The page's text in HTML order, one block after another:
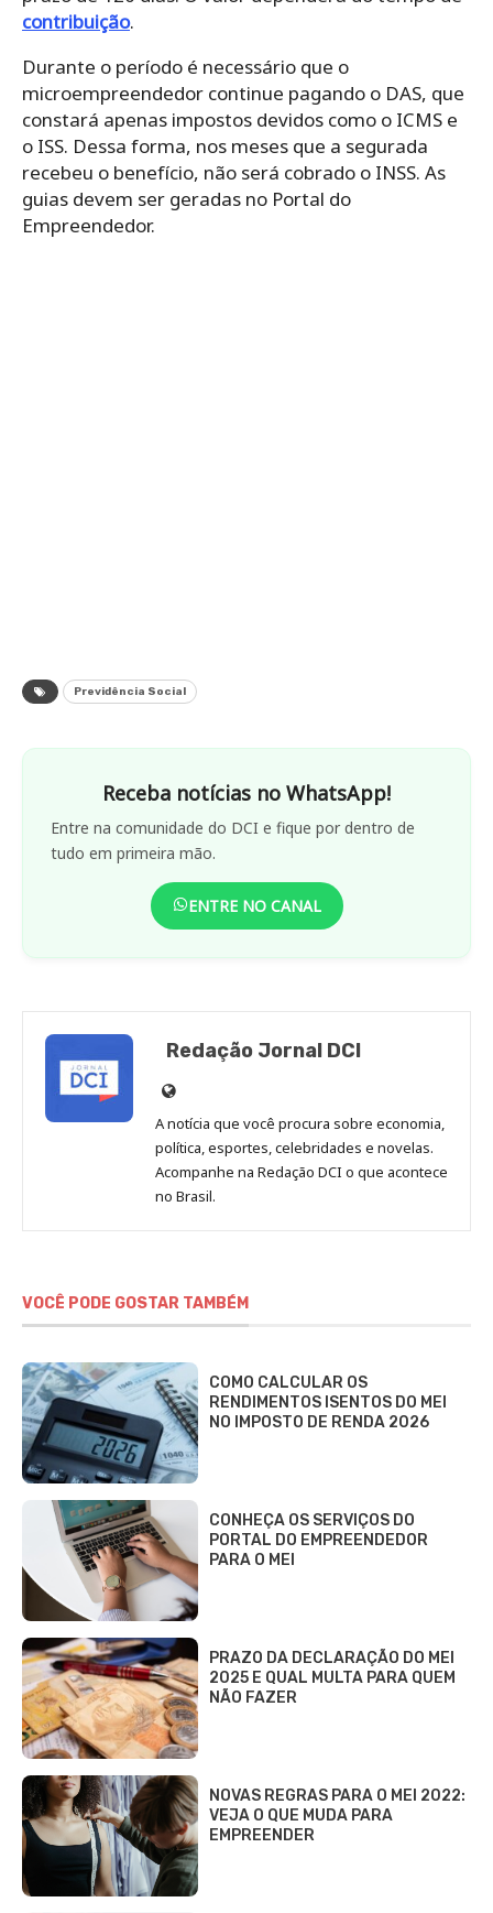
contribuição.
Durante o período é necessário que o
microempreendedor continue pagando o DAS, que
constará apenas impostos devidos como o ICMS e
o ISS. Dessa forma, nos meses que a segurada
recebeu o benefício, não será cobrado o INSS. As
guias devem ser geradas no Portal do
Empreendedor.
Previdência Social
Receba notícias no WhatsApp!
Entre na comunidade do DCI e fique por dentro de
tudo em primeira mão.
ENTRE NO CANAL
Redação Jornal DCI
Site
de
Redação
Jornal
DCI
A notícia que você procura sobre economia,
política, esportes, celebridades e novelas.
Acompanhe na Redação DCI o que acontece
no Brasil.
VOCÊ PODE GOSTAR TAMBÉM
COMO CALCULAR OS
RENDIMENTOS ISENTOS DO MEI
NO IMPOSTO DE RENDA 2026
CONHEÇA OS SERVIÇOS DO
PORTAL DO EMPREENDEDOR
PARA O MEI
PRAZO DA DECLARAÇÃO DO MEI
2025 E QUAL MULTA PARA QUEM
NÃO FAZER
NOVAS REGRAS PARA O MEI 2022:
VEJA O QUE MUDA PARA
EMPREENDER